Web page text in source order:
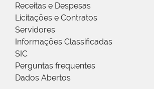
Receitas e Despesas
Licitações e Contratos
Servidores
Informações Classificadas
SIC
Perguntas frequentes
Dados Abertos